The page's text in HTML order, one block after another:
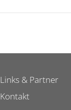
Links & Partner
Kontakt